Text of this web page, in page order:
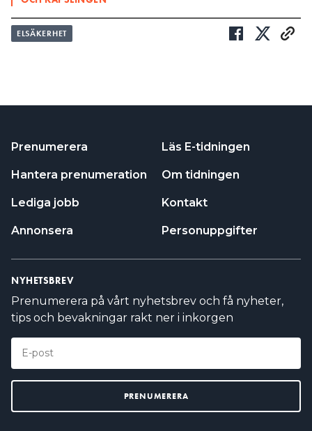
ELSÄKERHET
Prenumerera
Hantera prenumeration
Lediga jobb
Annonsera
Läs E-tidningen
Om tidningen
Kontakt
Personuppgifter
NYHETSBREV
Prenumerera på vårt nyhetsbrev och få nyheter,
tips och bevakningar rakt ner i inkorgen